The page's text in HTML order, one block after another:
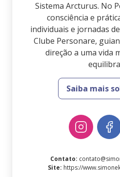
Sistema Arcturus. No
consciência e
individuais e jornadas
Clube Personare,
direção a uma vida
Saiba mais
Contato:
Site: https://